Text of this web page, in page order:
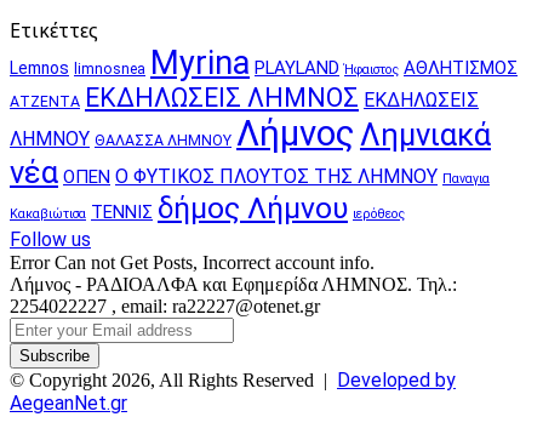
Ετικέττες
Lemnos limnosnea Myrina PLAYLAND Ήφαιστος ΑΘΛΗΤΙΣΜΟΣ
ΑΤΖΕΝΤΑ ΕΚΔΗΛΩΣΕΙΣ ΛΗΜΝΟΣ ΕΚΔΗΛΩΣΕΙΣ
ΛΗΜΝΟΥ ΘΑΛΑΣΣΑ ΛΗΜΝΟΥ Λήμνος Λημνιακά
νέα ΟΠΕΝ Ο ΦΥΤΙΚΟΣ ΠΛΟΥΤΟΣ ΤΗΣ ΛΗΜΝΟΥ Παναγια
Κακαβιώτισα ΤΕΝΝΙΣ δήμος Λήμνου ιερόθεος
Follow us
Error Can not Get Posts, Incorrect account info.
Λήμνος - ΡΑΔΙΟΑΛΦΑ και Εφημερίδα ΛΗΜΝΟΣ. Τηλ.:
2254022227 , email: ra22227@otenet.gr
Enter
your
Email
address
© Copyright 2026, All Rights Reserved | Developed by
AegeanNet.gr